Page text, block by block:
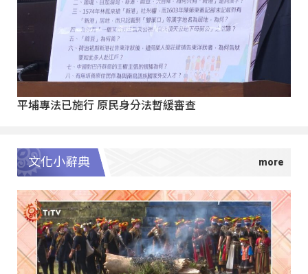
平埔專法已施行 原民身分法暫緩審查
文化小辭典